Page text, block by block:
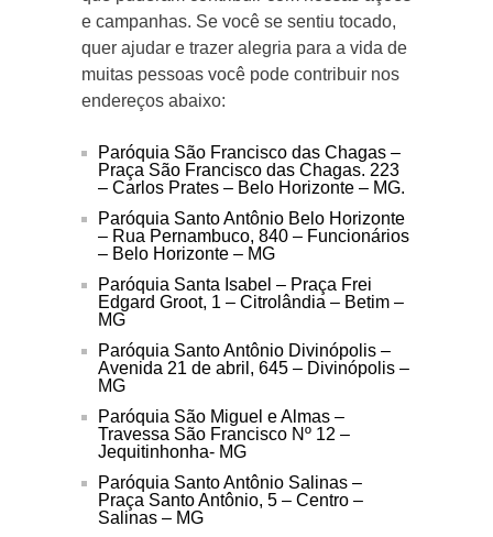
e campanhas. Se você se sentiu tocado,
quer ajudar e trazer alegria para a vida de
muitas pessoas você pode contribuir nos
endereços abaixo:
Paróquia São Francisco das Chagas –
Praça São Francisco das Chagas. 223
– Carlos Prates – Belo Horizonte – MG.
Paróquia Santo Antônio Belo Horizonte
– Rua Pernambuco, 840 – Funcionários
– Belo Horizonte – MG
Paróquia Santa Isabel – Praça Frei
Edgard Groot, 1 – Citrolândia – Betim –
MG
Paróquia Santo Antônio Divinópolis –
Avenida 21 de abril, 645 – Divinópolis –
MG
Paróquia São Miguel e Almas –
Travessa São Francisco Nº 12 –
Jequitinhonha- MG
Paróquia Santo Antônio Salinas –
Praça Santo Antônio, 5 – Centro –
Salinas – MG